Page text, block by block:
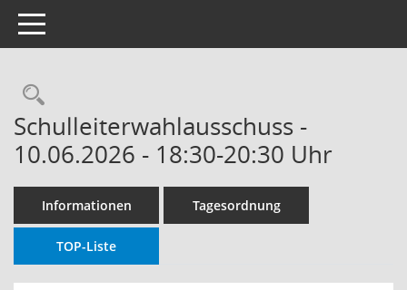
Toggle navigation
Rechercheauswahl
Schulleiterwahlausschuss -
10.06.2026 - 18:30-20:30 Uhr
Informationen Tagesordnung
TOP-Liste